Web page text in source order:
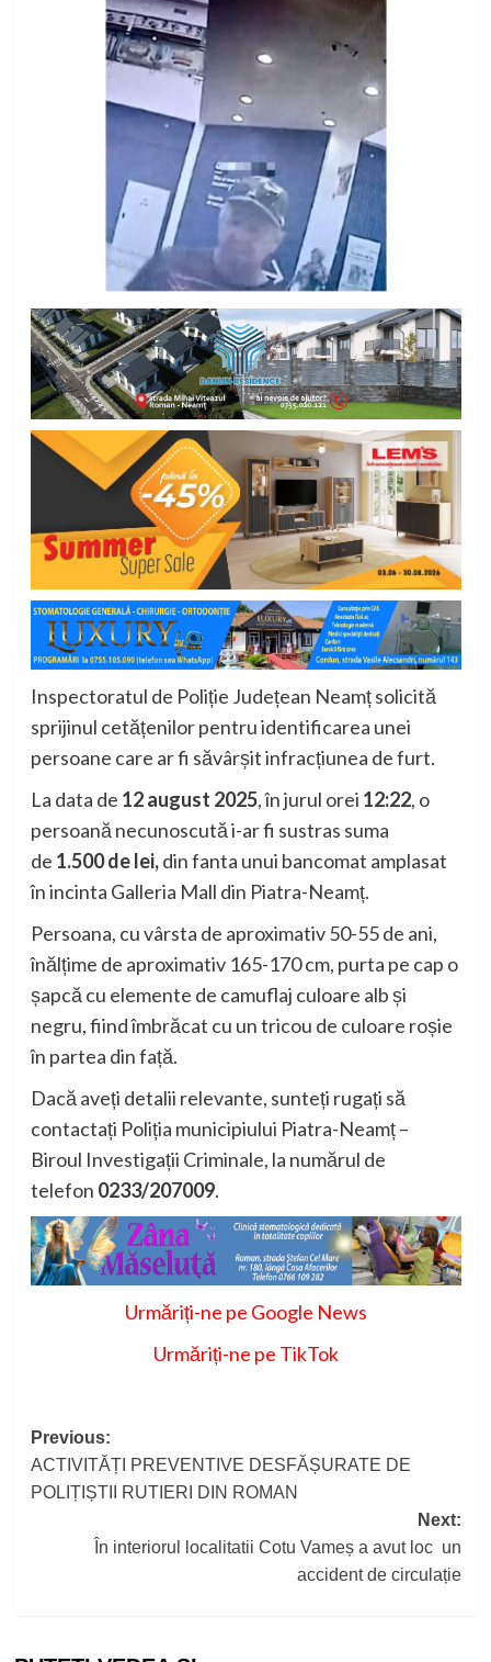
Inspectoratul de Poliție Județean Neamț solicită
sprijinul cetățenilor pentru identificarea unei
persoane care ar fi săvârșit infracțiunea de furt.
La data de 12 august 2025, în jurul orei 12:22, o
persoană necunoscută i-ar fi sustras suma
de 1.500 de lei,din fanta unui bancomat amplasat
în incinta Galleria Mall din Piatra-Neamț.
Persoana, cu vârsta de aproximativ 50-55 de ani,
înălțime de aproximativ 165-170 cm, purta pe cap o
șapcă cu elemente de camuflaj culoare alb și
negru, fiind îmbrăcat cu un tricou de culoare roșie
în partea din față.
Dacă aveți detalii relevante, sunteți rugați să
contactați Poliția municipiului Piatra-Neamț –
Biroul Investigații Criminale, la numărul de
telefon 0233/207009.
Urmăriți-ne pe Google News
Urmăriți-ne pe TikTok
Post
navigation
Previous:
ACTIVITĂȚI PREVENTIVE DESFĂȘURATE DE
POLIȚIȘTII RUTIERI DIN ROMAN
Next:
În interiorul localitatii Cotu Vameș a avut loc un
accident de circulație